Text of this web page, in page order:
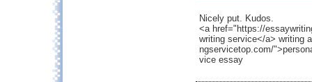
Nicely put. Kudos.
<a href="https://
writing service</a> writing
ngservicetop.com/
vice essay